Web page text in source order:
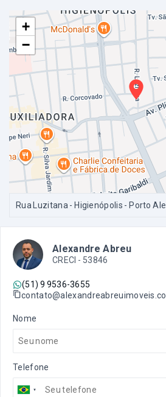
+
−
Rua Luzitana - Higienópolis - Porto
Alexandre Abreu
CRECI - 53846
(51) 9 9536-3655
Nome
Telefone